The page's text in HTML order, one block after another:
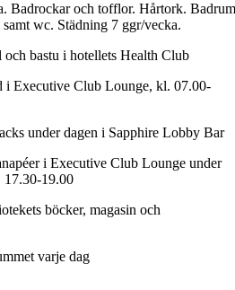
Badrockar och tofflor. Hårtork. Badrum
samt wc. Städning 7 ggr/vecka.
bastu i hotellets Health Club
i Executive Club Lounge, kl. 07.00-
under dagen i Sapphire Lobby Bar
i Executive Club Lounge under
19.00
böcker, magasin och
varje dag